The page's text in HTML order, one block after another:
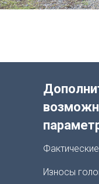
Износы